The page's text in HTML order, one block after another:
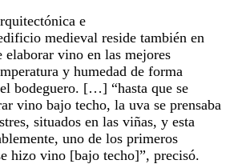
e
medieval reside también en
vino en las mejores
y humedad de forma
bodeguero. […] “hasta que se
vino bajo techo, la uva se prensaba
situados en las viñas, y esta
uno de los primeros
hizo vino [bajo techo]”, precisó.